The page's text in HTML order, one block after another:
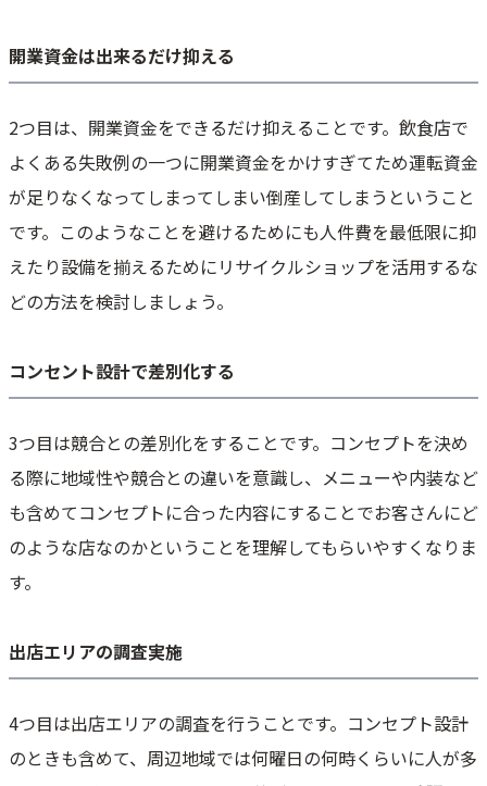
開業資金は出来るだけ抑える
2つ目は、開業資金をできるだけ抑えることです。飲食店で
よくある失敗例の一つに開業資金をかけすぎてため運転資金
が足りなくなってしまってしまい倒産してしまうということ
です。このようなことを避けるためにも人件費を最低限に抑
えたり設備を揃えるためにリサイクルショップを活用するな
どの方法を検討しましょう。
コンセント設計で差別化する
3つ目は競合との差別化をすることです。コンセプトを決め
る際に地域性や競合との違いを意識し、メニューや内装など
も含めてコンセプトに合った内容にすることでお客さんにど
のような店なのかということを理解してもらいやすくなりま
す。
出店エリアの調査実施
4つ目は出店エリアの調査を行うことです。コンセプト設計
のときも含めて、周辺地域では何曜日の何時くらいに人が多